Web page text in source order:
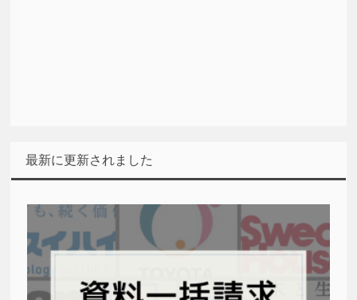
最新に更新されました